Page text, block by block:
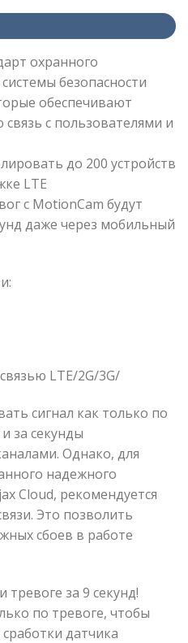
охранного
безопасности
обеспечивают
с пользователями и
до 200 устройств
LTE
с MotionCam будут
даже через мобильный
LTE/2G/3G/
сигнал как только по
за секунды
Однако, для
надежного
Cloud, рекомендуется
Это позволить
сбоев в работе
за 9 секунд!
по тревоге, чтобы
датчика